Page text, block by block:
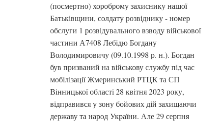
(посмертно) хороброму захиснику нашої
Батьківщини, солдату розвіднику - номер
обслуги 1 розвідувального взводу військової
частини А7408 Лебідю Богдану
Володимировичу (09.10.1998 р. н.). Богдан
був призваний на військову службу під час
мобілізації Жмеринський РТЦК та СП
Вінницької області 28 квітня 2023 року,
відправився у зону бойових дій захищаючи
державу та народ України. Але 29 серпня